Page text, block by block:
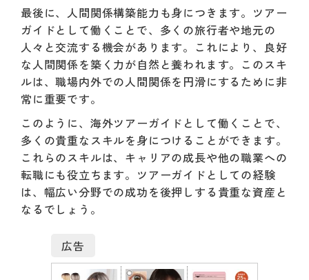
最後に、人間関係構築能力も身につきます。ツアー
ガイドとして働くことで、多くの旅行者や地元の
人々と交流する機会があります。これにより、良好
な人間関係を築く力が自然と養われます。このスキ
ルは、職場内外での人間関係を円滑にするために非
常に重要です。
このように、海外ツアーガイドとして働くことで、
多くの貴重なスキルを身につけることができます。
これらのスキルは、キャリアの成長や他の職業への
転職にも役立ちます。ツアーガイドとしての経験
は、幅広い分野での成功を後押しする貴重な資産と
なるでしょう。
広告